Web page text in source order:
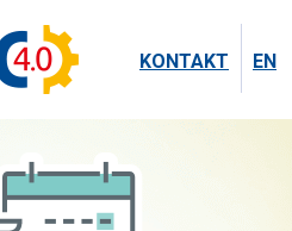
KONTAKT EN